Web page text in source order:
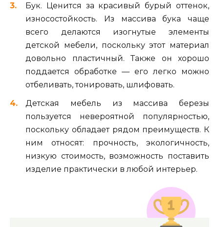
Бук. Ценится за красивый бурый оттенок,
износостойкость. Из массива бука чаще
всего делаются изогнутые элементы
детской мебели, поскольку этот материал
довольно пластичный. Также он хорошо
поддается обработке — его легко можно
отбеливать, тонировать, шлифовать.
Детская мебель из массива березы
пользуется невероятной популярностью,
поскольку обладает рядом преимуществ. К
ним относят: прочность, экологичность,
низкую стоимость, возможность поставить
изделие практически в любой интерьер.